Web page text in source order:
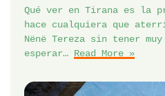
Qué ver en Tirana es la
hace cualquiera que
Nënë Tereza sin tener
esperar… Read More »